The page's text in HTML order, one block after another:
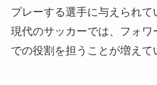
プレーする選手に与えられて
現代のサッカーでは、フォワ
での役割を担うことが増えて